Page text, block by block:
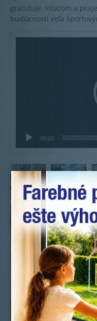
gratuluje víťazom a
budúcnosti veľa
00:00
Uverejnené: 21.4.2015
Ďalšie novinky